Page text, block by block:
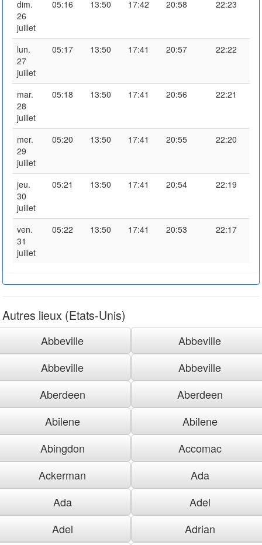
dim.
26
juillet
05:16 13:50 17:42 20:58 22:23
lun.
27
juillet
05:17 13:50 17:41 20:57 22:22
mar.
28
juillet
05:18 13:50 17:41 20:56 22:21
mer.
29
juillet
05:20 13:50 17:41 20:55 22:20
jeu.
30
juillet
05:21 13:50 17:41 20:54 22:19
ven.
31
juillet
05:22 13:50 17:41 20:53 22:17
Autres lieux (Etats-Unis)
Abbeville
Abbeville
Abbeville
Abbeville
Aberdeen
Aberdeen
Abilene
Abilene
Abingdon
Accomac
Ackerman
Ada
Ada
Adel
Adel
Adrian